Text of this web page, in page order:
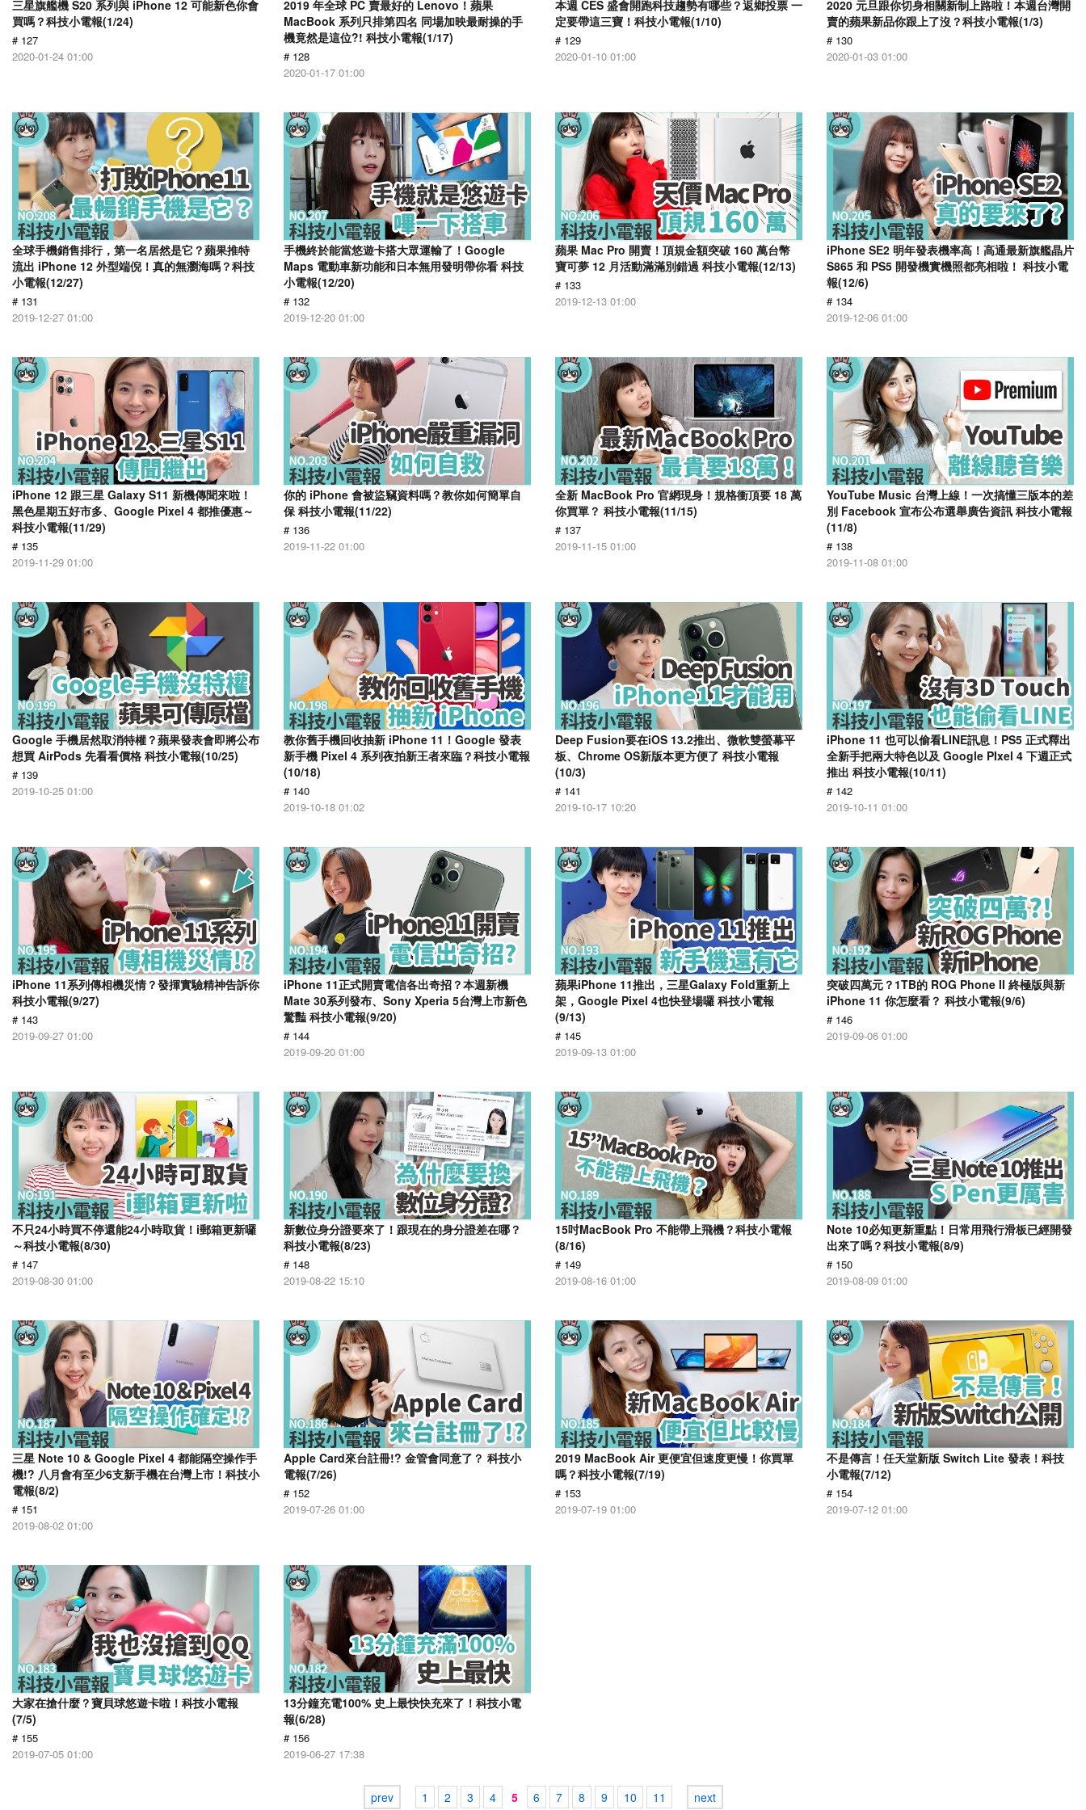
三星旗艦機 S20 系列與 iPhone 12 可能新色你會
買嗎？科技小電報(1/24)
# 127
2020-01-24 01:00
2019 年全球 PC 賣最好的 Lenovo！蘋果
MacBook 系列只排第四名 同場加映最耐操的手
機竟然是這位?! 科技小電報(1/17)
# 128
2020-01-17 01:00
本週 CES 盛會開跑科技趨勢有哪些？返鄉投票 一
定要帶這三寶！科技小電報(1/10)
# 129
2020-01-10 01:00
2020 元旦跟你切身相關新制上路啦！本週台灣開
賣的蘋果新品你跟上了沒？科技小電報(1/3)
# 130
2020-01-03 01:00
全球手機銷售排行，第一名居然是它？蘋果推特
流出 iPhone 12 外型端倪！真的無瀏海嗎？科技
小電報(12/27)
# 131
2019-12-27 01:00
手機終於能當悠遊卡搭大眾運輸了！Google
Maps 電動車新功能和日本無用發明帶你看 科技
小電報(12/20)
# 132
2019-12-20 01:00
蘋果 Mac Pro 開賣！頂規金額突破 160 萬台幣
寶可夢 12 月活動滿滿別錯過 科技小電報(12/13)
# 133
2019-12-13 01:00
iPhone SE2 明年發表機率高！高通最新旗艦晶片
S865 和 PS5 開發機實機照都亮相啦！ 科技小電
報(12/6)
# 134
2019-12-06 01:00
iPhone 12 跟三星 Galaxy S11 新機傳聞來啦！
黑色星期五好市多、Google Pixel 4 都推優惠～
科技小電報(11/29)
# 135
2019-11-29 01:00
你的 iPhone 會被盜竊資料嗎？教你如何簡單自
保 科技小電報(11/22)
# 136
2019-11-22 01:00
全新 MacBook Pro 官網現身！規格衝頂要 18 萬
你買單？ 科技小電報(11/15)
# 137
2019-11-15 01:00
YouTube Music 台灣上線！一次搞懂三版本的差
別 Facebook 宣布公布選舉廣告資訊 科技小電報
(11/8)
# 138
2019-11-08 01:00
Google 手機居然取消特權？蘋果發表會即將公布
想買 AirPods 先看看價格 科技小電報(10/25)
# 139
2019-10-25 01:00
教你舊手機回收抽新 iPhone 11！Google 發表
新手機 Pixel 4 系列夜拍新王者來臨？科技小電報
(10/18)
# 140
2019-10-18 01:02
Deep Fusion要在iOS 13.2推出、微軟雙螢幕平
板、Chrome OS新版本更方便了 科技小電報
(10/3)
# 141
2019-10-17 10:20
iPhone 11 也可以偷看LINE訊息！PS5 正式釋出
全新手把兩大特色以及 Google PIxel 4 下週正式
推出 科技小電報(10/11)
# 142
2019-10-11 01:00
iPhone 11系列傳相機災情？發揮實驗精神告訴你
科技小電報(9/27)
# 143
2019-09-27 01:00
iPhone 11正式開賣電信各出奇招？本週新機
Mate 30系列發布、Sony Xperia 5台灣上市新色
驚豔 科技小電報(9/20)
# 144
2019-09-20 01:00
蘋果iPhone 11推出，三星Galaxy Fold重新上
架，Google Pixel 4也快登場囉 科技小電報
(9/13)
# 145
2019-09-13 01:00
突破四萬元？1TB的 ROG Phone II 終極版與新
iPhone 11 你怎麼看？ 科技小電報(9/6)
# 146
2019-09-06 01:00
不只24小時買不停還能24小時取貨！i郵箱更新囉
～科技小電報(8/30)
# 147
2019-08-30 01:00
新數位身分證要來了！跟現在的身分證差在哪？
科技小電報(8/23)
# 148
2019-08-22 15:10
15吋MacBook Pro 不能帶上飛機？科技小電報
(8/16)
# 149
2019-08-16 01:00
Note 10必知更新重點！日常用飛行滑板已經開發
出來了嗎？科技小電報(8/9)
# 150
2019-08-09 01:00
三星 Note 10 & Google Pixel 4 都能隔空操作手
機!? 八月會有至少6支新手機在台灣上市！科技小
電報(8/2)
# 151
2019-08-02 01:00
Apple Card來台註冊!? 金管會同意了？ 科技小
電報(7/26)
# 152
2019-07-26 01:00
2019 MacBook Air 更便宜但速度更慢！你買單
嗎？科技小電報(7/19)
# 153
2019-07-19 01:00
不是傳言！任天堂新版 Switch Lite 發表！科技
小電報(7/12)
# 154
2019-07-12 01:00
大家在搶什麼？寶貝球悠遊卡啦！科技小電報
(7/5)
# 155
2019-07-05 01:00
13分鐘充電100% 史上最快快充來了！科技小電
報(6/28)
# 156
2019-06-27 17:38
prev 1 2 3 4 5 6 7 8 9 10 11 next